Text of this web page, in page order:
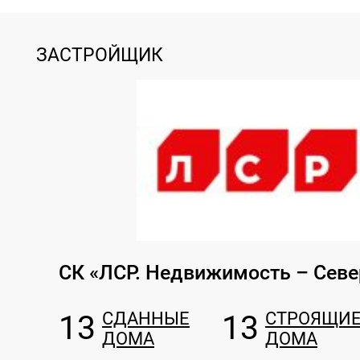
ЗАСТРОЙЩИК
СК «ЛСР. Недвижимость –
13 СДАННЫЕ
ДОМА
13 ДОМА